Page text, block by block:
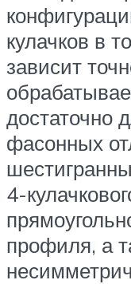
кулачков в
зависит
достаточно
фасонных
4-
профиля, а